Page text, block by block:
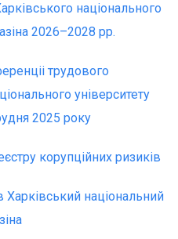
національного
2026–2028 pp.
трудового
унiверситетy
2025 року
корупційних ризиків
Харківський національний